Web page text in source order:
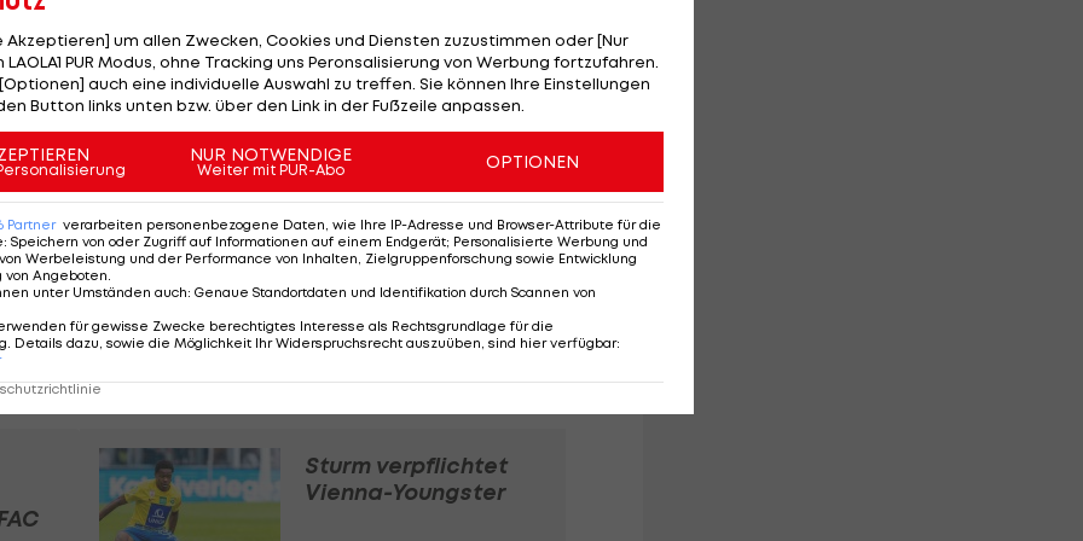
Der Verein hat sich in den Gesprächen sehr um mich
Für mich ist es die erste Station außerhalb
und kann es kaum erwarten, mit dem
"Youssouf bringt genau jene Attribute mit, nach
physische Wucht, ist sehr schnell und kann mit
bereiten. Durch seine Vielseitigkeit in der Offensive
überzeugt, dass er mit seinem Profil sehr gut zu
Sturm verpflichtet
Vienna-Youngster
Akzeptieren] um allen Zwecken, Cookies und Diensten zuzustimmen oder [Nur
PUR Modus, ohne Tracking uns Peronsalisierung von Werbung fortzufahren.
auch eine individuelle Auswahl zu treffen. Sie können Ihre Einstellungen
Button links unten bzw. über den Link in der Fußzeile anpassen.
NUR NOTWENDIGE
Weiter mit PUR-Abo OPTIONEN
Partner verarbeiten personenbezogene Daten, wie Ihre IP-Adresse und Browser-Attribute für die
: Speichern von oder Zugriff auf Informationen auf einem Endgerät; Personalisierte Werbung und
Werbeleistung und der Performance von Inhalten, Zielgruppenforschung sowie Entwicklung
von Angeboten.
unter Umständen auch: Genaue Standortdaten und Identifikation durch Scannen von
für gewisse Zwecke berechtigtes Interesse als Rechtsgrundlage für die
Details dazu, sowie die Möglichkeit Ihr Widerspruchsrecht auszuüben, sind hier verfügbar: